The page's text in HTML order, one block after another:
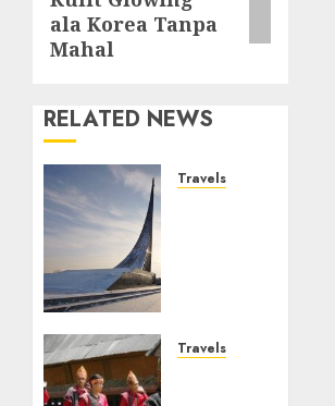
ala Korea Tanpa
Mahal
RELATED NEWS
Travels
di
Travels